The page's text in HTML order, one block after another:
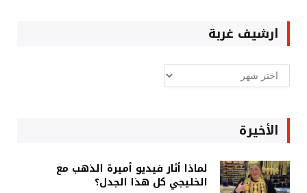
ارشيف غربة
ارشيف
غربة
الأخيرة
لماذا أثار فيديو أميرة الذهب مع
الخليجي كل هذا الجدل؟